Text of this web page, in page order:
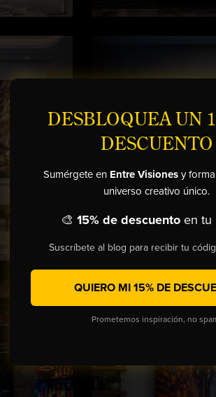
DESBLOQUEA UN
DESCUENTO
Sumérgete en Entre Visionesy
universo creativo único.
🎨 15% de descuentoen tu
Suscríbete al blog para recibir tu
QUIERO MI 15% DE
Prometemos inspiración, no